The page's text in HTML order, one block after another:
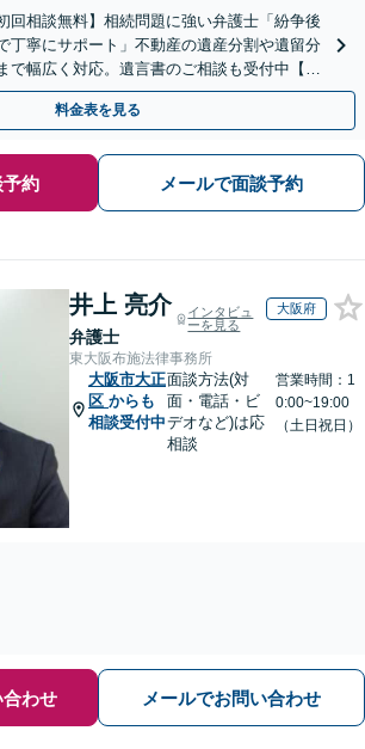
回相談無料】相続問題に強い弁護士「紛争後
丁寧にサポート」不動産の遺産分割や遺留分
で幅広く対応。遺言書のご相談も受付中【夜
面談】【完全個室】
料金表を見る
約 メールで面談予約
井上 亮介
弁護士
インタビュ
ーを見る
大阪府
東大阪布施法律事務所
大阪市大正
区 からも
相談受付中
面談方法(対
面・電話・ビ
デオなど)は応
相談
営業時間：1
0:00~19:00
（土日祝日）
わせ メールでお問い合わせ